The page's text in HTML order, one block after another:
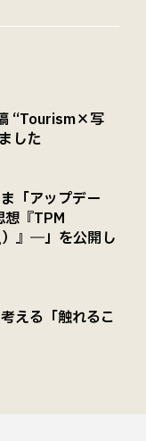
“Tourism×写
した
「アップデー
想『TPM
』―」を公開し
える「触れるこ